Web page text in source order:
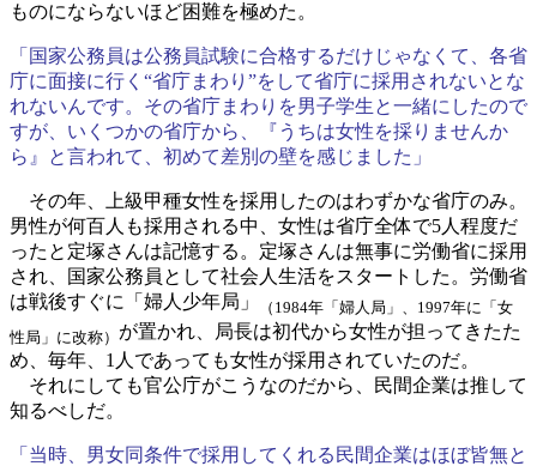
ものにならないほど困難を極めた。
「国家公務員は公務員試験に合格するだけじゃなくて、各省
庁に面接に行く“省庁まわり”をして省庁に採用されないとな
れないんです。その省庁まわりを男子学生と一緒にしたので
すが、いくつかの省庁から、『うちは女性を採りませんか
ら』と言われて、初めて差別の壁を感じました」
その年、上級甲種女性を採用したのはわずかな省庁のみ。
男性が何百人も採用される中、女性は省庁全体で5人程度だ
ったと定塚さんは記憶する。定塚さんは無事に労働省に採用
され、国家公務員として社会人生活をスタートした。労働省
は戦後すぐに「婦人少年局」
（1984年「婦人局」、1997年に「女
性局」に改称） が置かれ、局長は初代から女性が担ってきたた
め、毎年、1人であっても女性が採用されていたのだ。
それにしても官公庁がこうなのだから、民間企業は推して
知るべしだ。
「当時、男女同条件で採用してくれる民間企業はほぼ皆無と